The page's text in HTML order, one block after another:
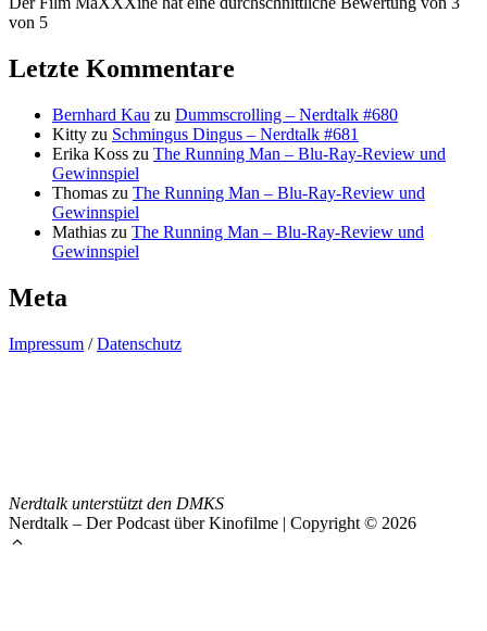
von 5
Letzte Kommentare
Bernhard Kau zu Dummscrolling – Nerdtalk #680
Kitty zu Schmingus Dingus – Nerdtalk #681
Erika Koss zu The Running Man – Blu-Ray-Review und
Gewinnspiel
Thomas zu The Running Man – Blu-Ray-Review und
Gewinnspiel
Mathias zu The Running Man – Blu-Ray-Review und
Gewinnspiel
Meta
Impressum /Datenschutz
Nerdtalk unterstützt den DMKS
Nerdtalk – Der Podcast über Kinofilme | Copyright © 2026